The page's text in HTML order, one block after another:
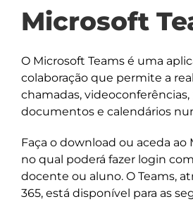
Microsoft
O Microsoft Teams é uma
colaboração que permite a
chamadas,
documentos e calendários
Faça o download ou aceda ao
no qual poderá fazer login
docente ou aluno. O Teams,
365, está disponível para as